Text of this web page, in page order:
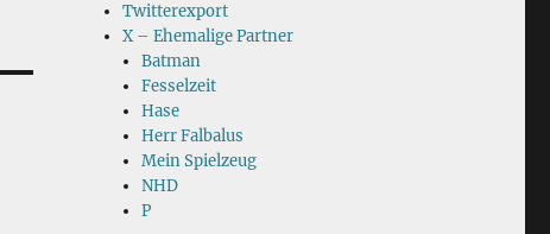
Twitterexport
X – Ehemalige Partner
Batman
Fesselzeit
Hase
Herr Falbalus
Mein Spielzeug
NHD
P